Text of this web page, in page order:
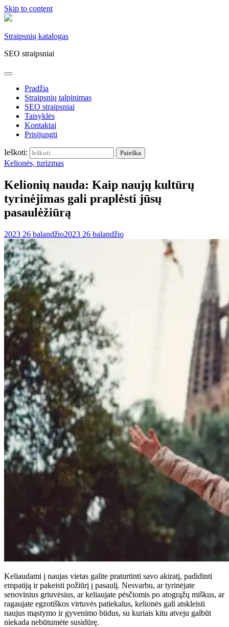
Skip to content
Straipsnių katalogas
SEO straipsniai
Pradžia
Straipsnių talpinimas
SEO straipsniai
Taisyklės
Kontaktai
Prisijungti
Ieškoti:
Kelionės, turizmas
Kelionių nauda: Kaip naujų kultūrų
tyrinėjimas gali praplėsti jūsų
pasaulėžiūrą
2023 26 balandžio2023 26 balandžio
Keliaudami į naujas vietas galite praturtinti savo akiratį, padidinti
empatiją ir pakeisti požiūrį į pasaulį. Nesvarbu, ar tyrinėjate
senovinius griuvėsius, ar keliaujate pėsčiomis po atogrąžų miškus, ar
ragaujate egzotiškos virtuvės patiekalus, kelionės gali atskleisti
naujus mąstymo ir gyvenimo būdus, su kuriais kitu atveju galbūt
niekada nebūtumėte susidūrę.